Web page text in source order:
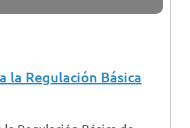
la Regulación Básica